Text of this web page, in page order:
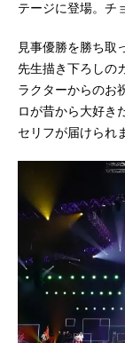
テージに登場。チ
見事優勝を勝ち取
先生描き下ろしの
ラクターからのお
ロが昔から大好き
セリフが届けられ